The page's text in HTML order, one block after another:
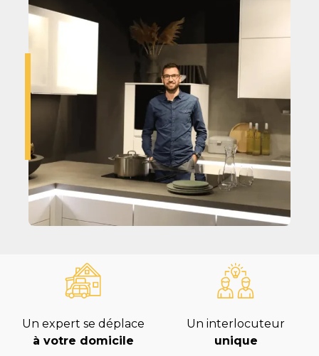
Un expert se déplace
à votre domicile
Un interlocuteur
unique